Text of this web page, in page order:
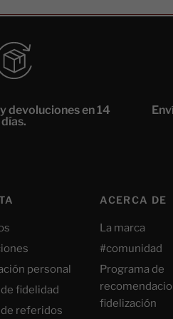
devoluciones en 14
días.
personal
fidelidad
referidos
ACERCA DE
La marca
#comunidad
Programa de
fidelización